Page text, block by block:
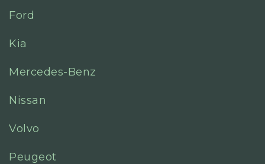
Ford
Kia
Mercedes-Benz
Nissan
Volvo
Peugeot